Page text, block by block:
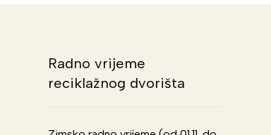
Radno vrijeme
reciklažnog dvorišta